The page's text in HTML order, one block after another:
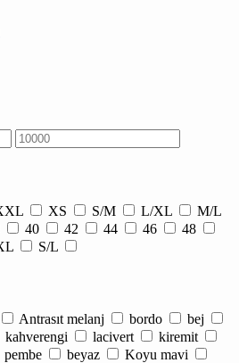
XS S/M L/XL
M/L
40 42 44 46
48
S/L
Antrasıt melanj bordo
bej
kahverengi lacivert
kiremit
pembe beyaz
Koyu mavi